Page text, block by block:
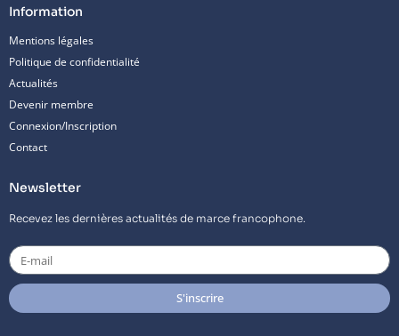
Information
Mentions légales
Politique de confidentialité
Actualités
Devenir membre
Connexion/Inscription
Contact
Newsletter
Recevez les dernières actualités de marce francophone.
E-
mail
S'inscrire